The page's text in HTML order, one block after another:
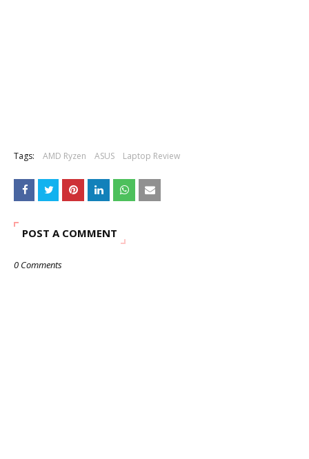
Tags: AMD Ryzen ASUS Laptop Review
POST A COMMENT
0 Comments